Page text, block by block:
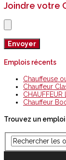
Joindre votre
Emplois récents
Chauffeuse
Chauffeur
CHAUFFEUR
Chauffeur
Trouvez un emploi